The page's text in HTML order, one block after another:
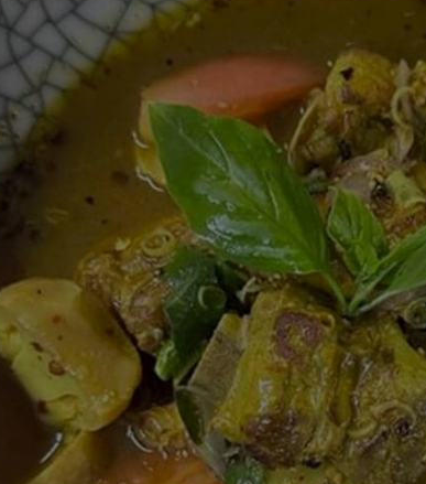
คะ
สำ
นี้